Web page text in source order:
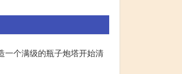
一个满级的瓶子炮塔开始清